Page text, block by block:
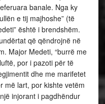
banale. Nga ky
e tij majhoshe” (të
është i brendshëm.
që qëndrojnë në
Major Medeti, “burrë me
por i pazoti për të
dhe me marifetet
më lart, por kishte vetëm
injorant i pagdhëndur